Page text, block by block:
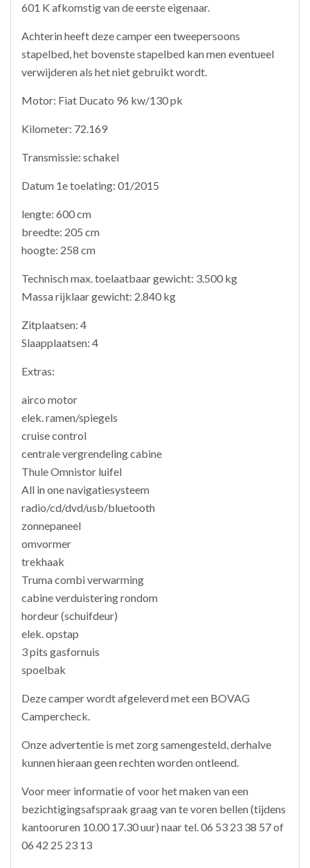
601 K afkomstig van de eerste eigenaar.
Achterin heeft deze camper een tweepersoons
stapelbed, het bovenste stapelbed kan men eventueel
verwijderen als het niet gebruikt wordt.
Motor: Fiat Ducato 96 kw/130 pk
Kilometer: 72.169
Transmissie: schakel
Datum 1e toelating: 01/2015
lengte: 600 cm
breedte: 205 cm
hoogte: 258 cm
Technisch max. toelaatbaar gewicht: 3.500 kg
Massa rijklaar gewicht: 2.840 kg
Zitplaatsen: 4
Slaapplaatsen: 4
Extras:
airco motor
elek. ramen/spiegels
cruise control
centrale vergrendeling cabine
Thule Omnistor luifel
All in one navigatiesysteem
radio/cd/dvd/usb/bluetooth
zonnepaneel
omvormer
trekhaak
Truma combi verwarming
cabine verduistering rondom
hordeur (schuifdeur)
elek. opstap
3 pits gasfornuis
spoelbak
Deze camper wordt afgeleverd met een BOVAG
Campercheck.
Onze advertentie is met zorg samengesteld, derhalve
kunnen hieraan geen rechten worden ontleend.
Voor meer informatie of voor het maken van een
bezichtigingsafspraak graag van te voren bellen (tijdens
kantooruren 10.00 17.30 uur) naar tel. 06 53 23 38 57 of
06 42 25 23 13